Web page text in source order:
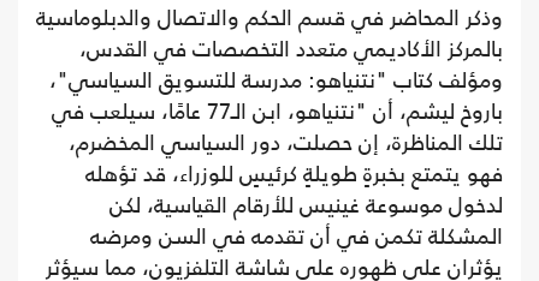
وذكر المحاضر في قسم الحكم والاتصال والدبلوماسية
بالمركز الأكاديمي متعدد التخصصات في القدس،
ومؤلف كتاب "نتنياهو: مدرسة للتسويق السياسي"،
باروخ ليشم، أن "نتنياهو، ابن الـ77 عامًا، سيلعب في
تلك المناظرة، إن حصلت، دور السياسي المخضرم،
فهو يتمتع بخبرةٍ طويلةٍ كرئيسٍ للوزراء، قد تؤهله
لدخول موسوعة غينيس للأرقام القياسية، لكن
المشكلة تكمن في أن تقدمه في السن ومرضه
يؤثران على ظهوره على شاشة التلفزيون، مما سيؤثر